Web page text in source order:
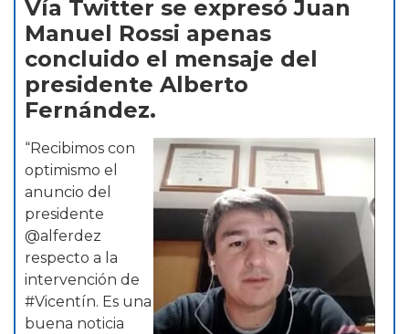
Vía Twitter se expresó Juan
Manuel Rossi apenas
concluido el mensaje del
presidente Alberto
Fernández.
“Recibimos con
optimismo el
anuncio del
presidente
@alferdez
respecto a la
intervención de
#Vicentín. Es una
buena noticia